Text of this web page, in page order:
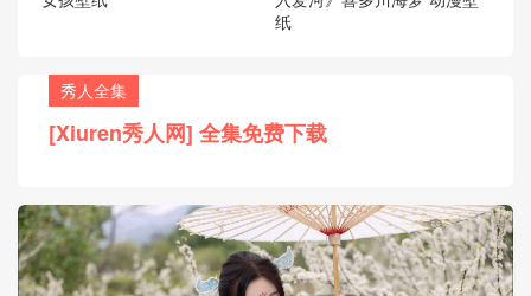
纸
秀人全集
[Xiuren秀人网] 全集免费下载